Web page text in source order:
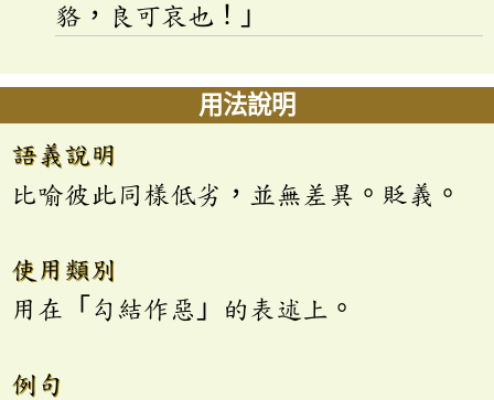
貉，良可哀也！」
用法說明
語義說明
比喻彼此同樣低劣，並無差異。貶義。
使用類別
用在「勾結作惡」的表述上。
例句